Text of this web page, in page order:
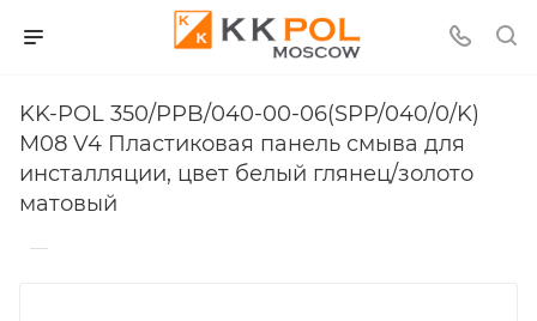
KK-POL 350/PPB/040-00-06(SPP/040/0/K)
M08 V4 Пластиковая панель смыва для
инсталляции, цвет белый глянец/золото
матовый
—